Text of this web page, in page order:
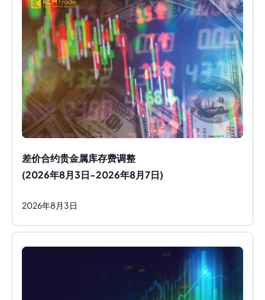
差价合约贵金属库存费调整
(2026年8月3日-2026年8月7日)
2026年8 月 3日